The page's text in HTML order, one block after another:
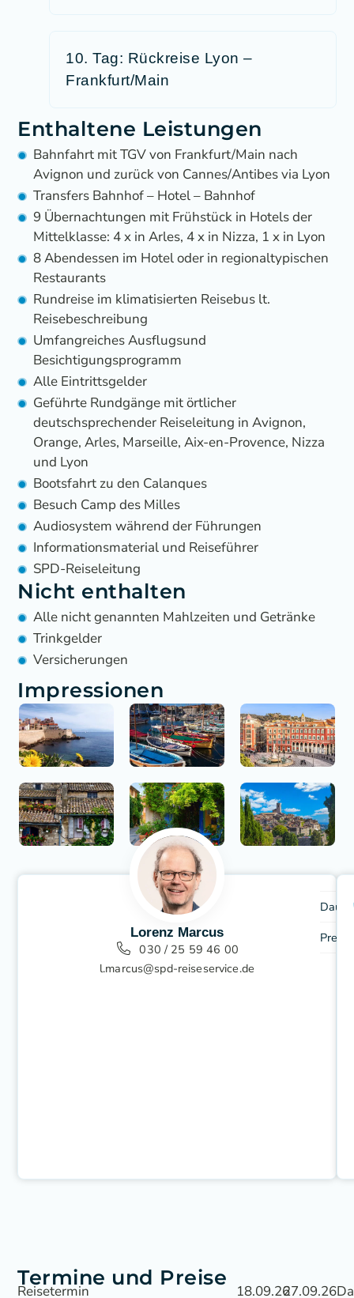
10. Tag: Rückreise Lyon –
Frankfurt/Main
Enthaltene Leistungen
Bahnfahrt mit TGV von Frankfurt/Main nach
Avignon und zurück von Cannes/Antibes via Lyon
Transfers Bahnhof – Hotel – Bahnhof
9 Übernachtungen mit Frühstück in Hotels der
Mittelklasse: 4 x in Arles, 4 x in Nizza, 1 x in Lyon
8 Abendessen im Hotel oder in regionaltypischen
Restaurants
Rundreise im klimatisierten Reisebus lt.
Reisebeschreibung
Umfangreiches Ausflugsund
Besichtigungsprogramm
Alle Eintrittsgelder
Geführte Rundgänge mit örtlicher
deutschsprechender Reiseleitung in Avignon,
Orange, Arles, Marseille, Aix-en-Provence, Nizza
und Lyon
Bootsfahrt zu den Calanques
Besuch Camp des Milles
Audiosystem während der Führungen
Informationsmaterial und Reiseführer
SPD-Reiseleitung
Nicht enthalten
Alle nicht genannten Mahlzeiten und Getränke
Trinkgelder
Versicherungen
Impressionen
Lorenz Marcus
030 / 25 59 46 00
l.marcus@spd-reiseservice.de
Dauer
Preis
Termine und Preise
Reisetermin 18.09.2627.09.26